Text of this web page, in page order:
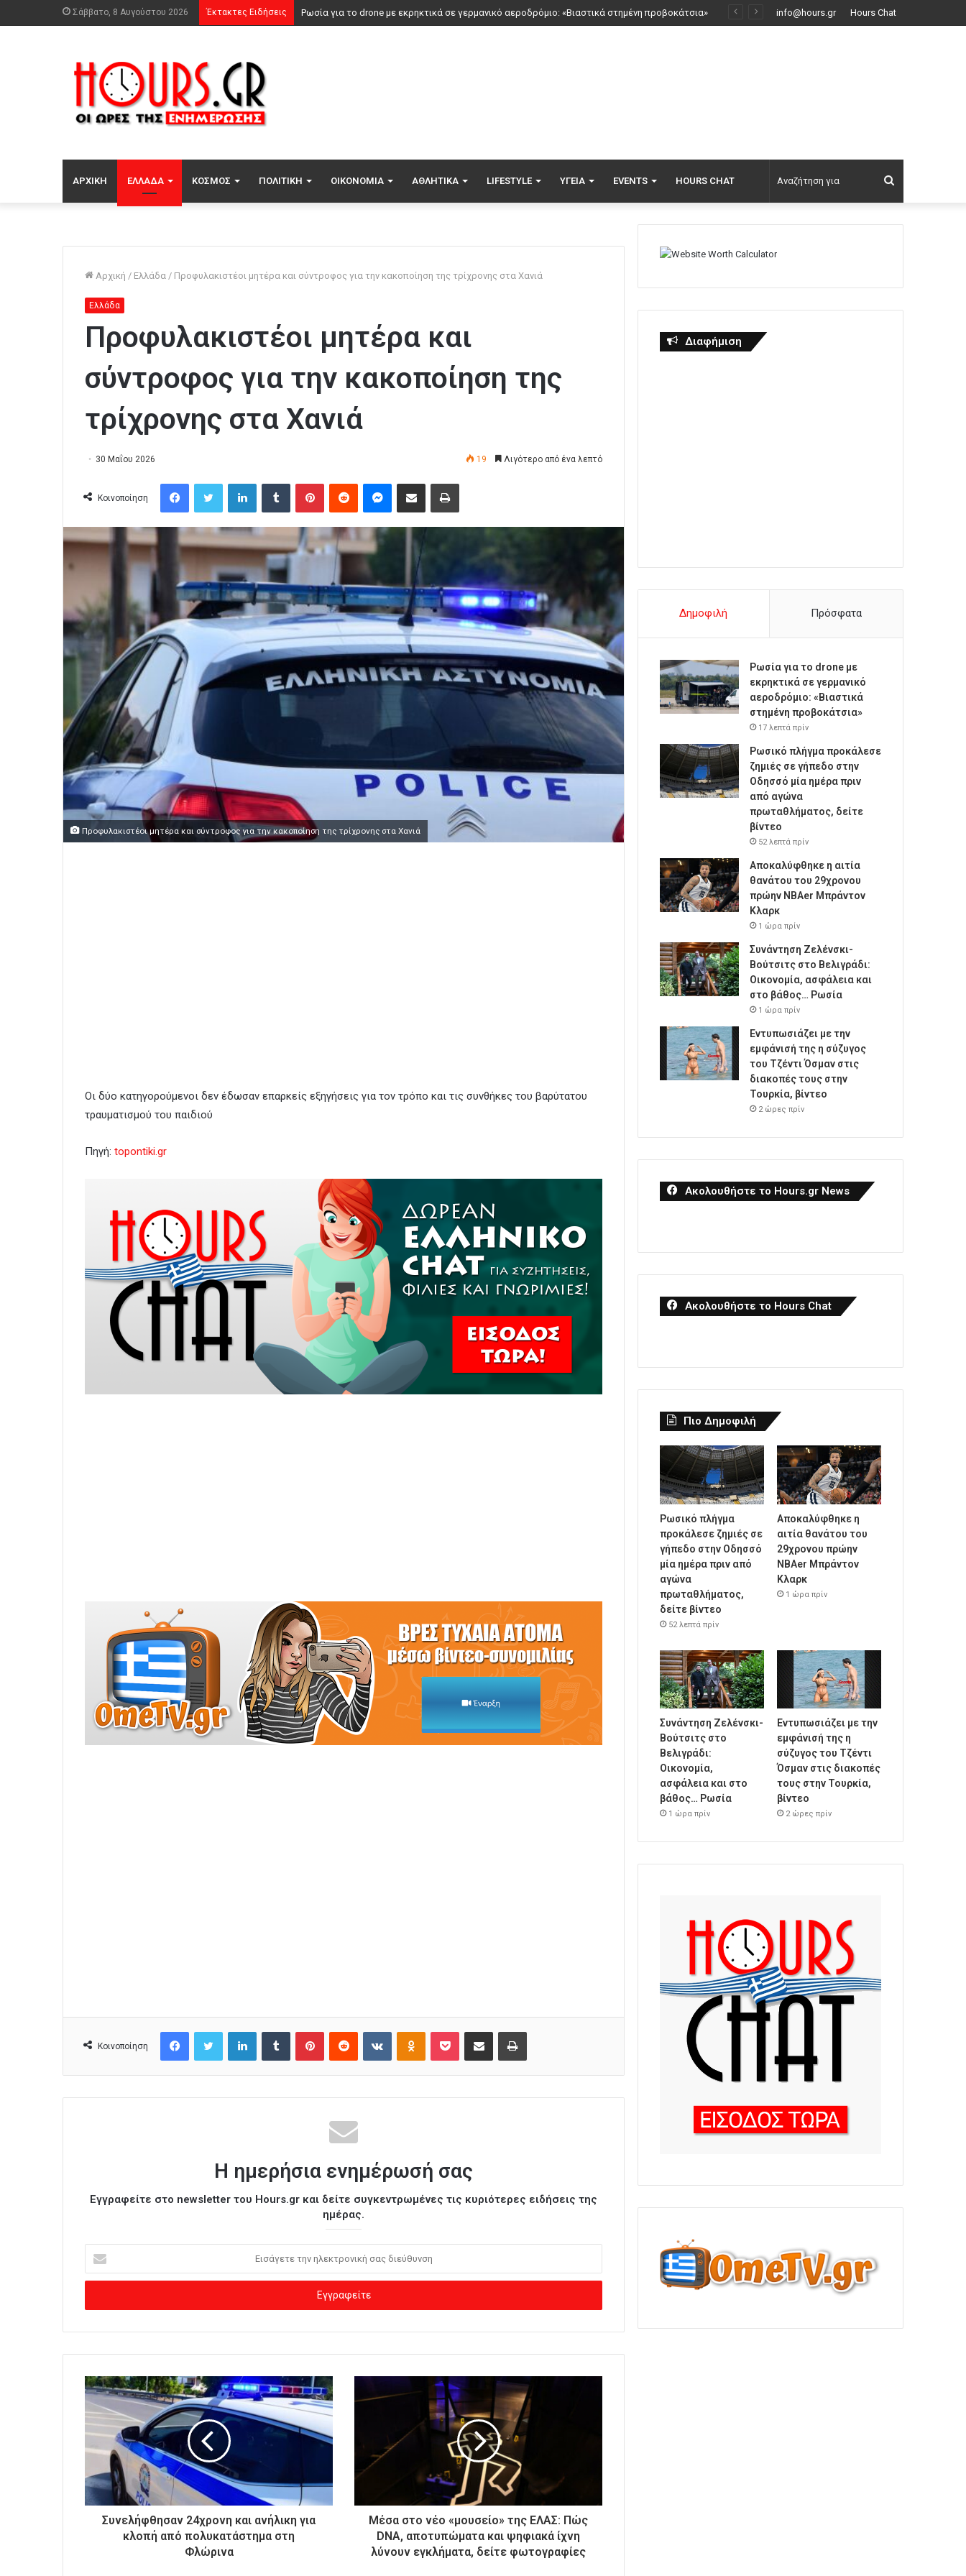
Σάββατο, 8 Αυγούστου 2026 Έκτακτες Ειδήσεις info@hours.gr Hours Chat
ΑΡΧΙΚΉ ΕΛΛΆΔΑ ΚΌΣΜΟΣ ΠΟΛΙΤΙΚΉ ΟΙΚΟΝΟΜΊΑ ΑΘΛΗΤΙΚΆ LIFESTYLE ΥΓΕΊΑ EVENTS HOURS CHAT
για
Αρχική / Ελλάδα / Προφυλακιστέοι μητέρα και σύντροφος για την κακοποίηση της τρίχρονης στα Χανιά
Ελλάδα
Προφυλακιστέοι μητέρα και
σύντροφος για την κακοποίηση της
τρίχρονης στα Χανιά
30 Μαΐου 2026 19 Λιγότερο από ένα λεπτό
Κοινοποίηση
Προφυλακιστέοι μητέρα και σύντροφος για την κακοποίηση της τρίχρονης στα Χανιά
Οι δύο κατηγορούμενοι δεν έδωσαν επαρκείς εξηγήσεις για τον τρόπο και τις συνθήκες του βαρύτατου
τραυματισμού του παιδιού
Πηγή: topontiki.gr
Κοινοποίηση
Η ημερήσια ενημέρωσή σας
Εγγραφείτε στο newsletter του Hours.gr και δείτε συγκεντρωμένες τις κυριότερες ειδήσεις της
ημέρας.
σ
γ
ε
η
ν
η
λ
ε
τ
ο
Συνελήφθησαν 24χρονη και ανήλικη για
κλοπή από πολυκατάστημα στη
Φλώρινα
Μέσα στο νέο «μουσείο» της ΕΛΑΣ: Πώς
DNA, αποτυπώματα και ψηφιακά ίχνη
λύνουν εγκλήματα, δείτε φωτογραφίες
Διαφήμιση
Δημοφιλή Πρόσφατα
Ρωσία για το drone με
εκρηκτικά σε γερμανικό
αεροδρόμιο: «Βιαστικά
στημένη προβοκάτσια»
17 λεπτά πρίν
Ρωσικό πλήγμα προκάλεσε
ζημιές σε γήπεδο στην
Οδησσό μία ημέρα πριν
από αγώνα
πρωταθλήματος, δείτε
βίντεο
52 λεπτά πρίν
Αποκαλύφθηκε η αιτία
θανάτου του 29χρονου
πρώην NBAer Μπράντον
Κλαρκ
1 ώρα πρίν
Συνάντηση Ζελένσκι-
Βούτσιτς στο Βελιγράδι:
Οικονομία, ασφάλεια και
στο βάθος… Ρωσία
1 ώρα πρίν
Εντυπωσιάζει με την
εμφάνισή της η σύζυγος
του Τζέντι Όσμαν στις
διακοπές τους στην
Τουρκία, βίντεο
2 ώρες πρίν
Ακολουθήστε το Hours.gr News
Ακολουθήστε το Hours Chat
Πιο Δημοφιλή
Ρωσικό πλήγμα
προκάλεσε ζημιές σε
γήπεδο στην Οδησσό
μία ημέρα πριν από
αγώνα
πρωταθλήματος,
δείτε βίντεο
52 λεπτά πρίν
Αποκαλύφθηκε η
αιτία θανάτου του
29χρονου πρώην
NBAer Μπράντον
Κλαρκ
1 ώρα πρίν
Συνάντηση Ζελένσκι-
Βούτσιτς στο
Βελιγράδι:
Οικονομία,
ασφάλεια και στο
βάθος… Ρωσία
1 ώρα πρίν
Εντυπωσιάζει με την
εμφάνισή της η
σύζυγος του Τζέντι
Όσμαν στις διακοπές
τους στην Τουρκία,
βίντεο
2 ώρες πρίν